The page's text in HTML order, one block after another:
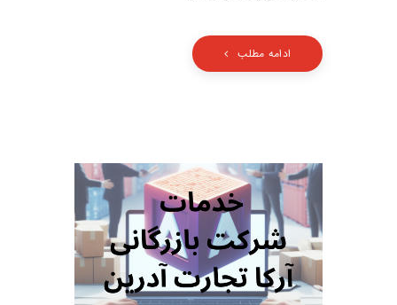
ادامه مطلب